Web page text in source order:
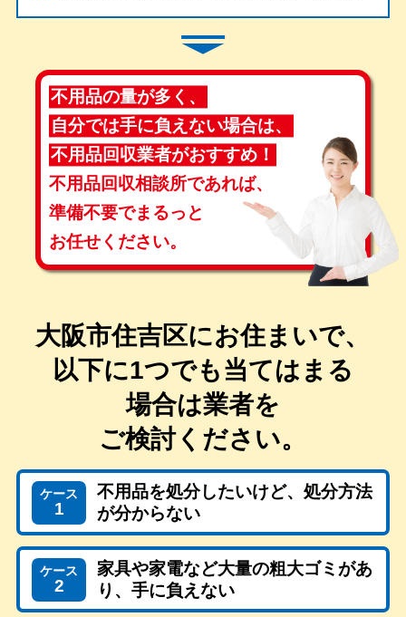
不用品の量が多く、
自分では手に負えない場合は、
不用品回収業者がおすすめ！
不用品回収相談所であれば、
準備不要でまるっと
お任せください。
大阪市住吉区にお住まいで、
以下に1つでも当てはまる
場合は業者を
ご検討ください。
ケース
1
不用品を処分したいけど、処分方法
が分からない
ケース
2
家具や家電など大量の粗大ゴミがあ
り、手に負えない